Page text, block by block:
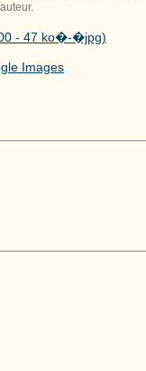
- 47 ko�-�jpg)
Images